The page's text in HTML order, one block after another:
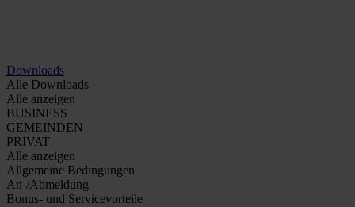
Downloads
Alle Downloads
Alle anzeigen
BUSINESS
GEMEINDEN
PRIVAT
Alle anzeigen
Allgemeine Bedingungen
An-/Abmeldung
Bonus- und Servicevorteile